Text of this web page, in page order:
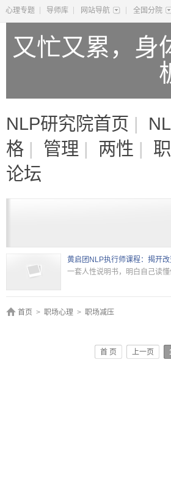
心理专题 导师库 网站导航 全国分院
又忙又累，身
NLP研究院首页 |
格 | 管理 | 两性 |
论坛
一套人性说明书，明白自己读
首页 > 职场心理 > 职场减压
首 页 上一页